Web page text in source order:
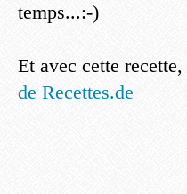
temps...:-)
Et avec cette
de Recettes.de